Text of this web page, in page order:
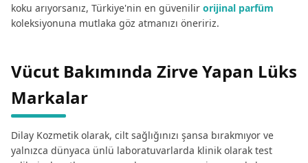
koku arıyorsanız, Türkiye'nin en güvenilir orijinal parfüm
koleksiyonuna mutlaka göz atmanızı öneririz.
Vücut Bakımında Zirve Yapan Lüks
Markalar
Dilay Kozmetik olarak, cilt sağlığınızı şansa bırakmıyor ve
yalnızca dünyaca ünlü laboratuvarlarda klinik olarak test